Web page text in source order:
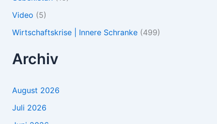
Video (5)
Wirtschaftskrise | Innere Schranke(499)
Archiv
August 2026
Juli 2026